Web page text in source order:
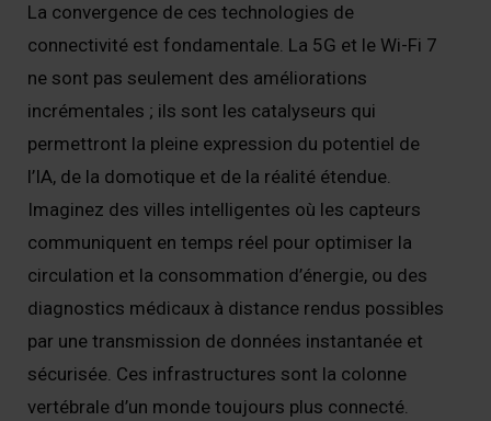
La convergence de ces technologies de
connectivité est fondamentale. La 5G et le Wi-Fi 7
ne sont pas seulement des améliorations
incrémentales ; ils sont les catalyseurs qui
permettront la pleine expression du potentiel de
l’IA, de la domotique et de la réalité étendue.
Imaginez des villes intelligentes où les capteurs
communiquent en temps réel pour optimiser la
circulation et la consommation d’énergie, ou des
diagnostics médicaux à distance rendus possibles
par une transmission de données instantanée et
sécurisée. Ces infrastructures sont la colonne
vertébrale d’un monde toujours plus connecté.